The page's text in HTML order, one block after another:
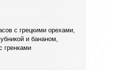
с грецкими орехами,
и бананом,
гренками